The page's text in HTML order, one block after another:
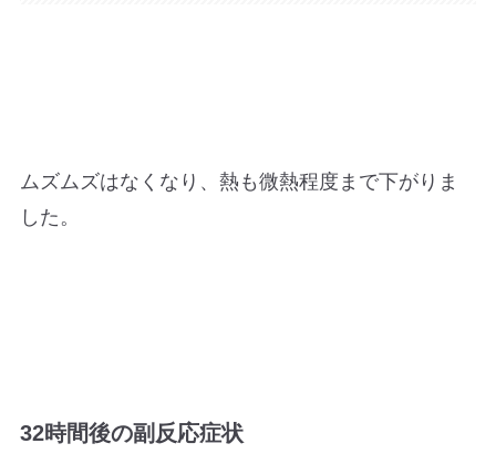
ムズムズはなくなり、熱も微熱程度まで下がりま
した。
32時間後の副反応症状